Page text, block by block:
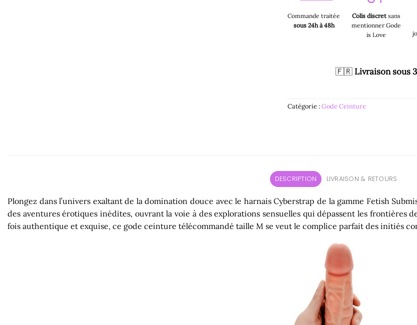
Commande traitée
sous 24h à 48h
Colis discret sans
mentionner Gode
is Love
🇫🇷 Livraison sous
Catégorie :Gode Ceinture
DESCRIPTION LIVRAISON & RETOURS
Plongez dans l’univers exaltant de la domination douce avec le harnais Cyberstrap de la gamme Fetish
des aventures érotiques inédites, ouvrant la voie à des explorations sensuelles qui dépassent les frontières
fois authentique et exquise, ce gode ceinture télécommandé taille M se veut le complice parfait des initiés